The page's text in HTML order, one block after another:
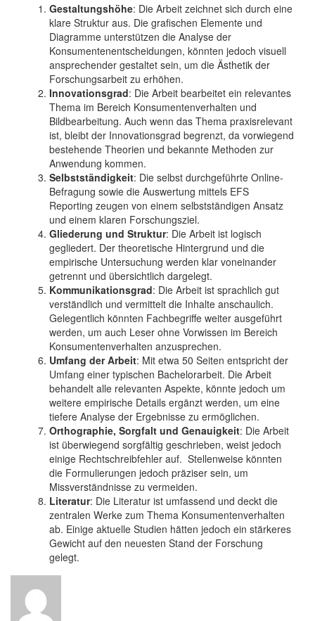
Gestaltungshöhe: Die Arbeit zeichnet sich durch eine
klare Struktur aus. Die grafischen Elemente und
Diagramme unterstützen die Analyse der
Konsumentenentscheidungen, könnten jedoch visuell
ansprechender gestaltet sein, um die Ästhetik der
Forschungsarbeit zu erhöhen.
Innovationsgrad: Die Arbeit bearbeitet ein relevantes
Thema im Bereich Konsumentenverhalten und
Bildbearbeitung. Auch wenn das Thema praxisrelevant
ist, bleibt der Innovationsgrad begrenzt, da vorwiegend
bestehende Theorien und bekannte Methoden zur
Anwendung kommen.
Selbstständigkeit: Die selbst durchgeführte Online-
Befragung sowie die Auswertung mittels EFS
Reporting zeugen von einem selbstständigen Ansatz
und einem klaren Forschungsziel.
Gliederung und Struktur: Die Arbeit ist logisch
gegliedert. Der theoretische Hintergrund und die
empirische Untersuchung werden klar voneinander
getrennt und übersichtlich dargelegt.
Kommunikationsgrad: Die Arbeit ist sprachlich gut
verständlich und vermittelt die Inhalte anschaulich.
Gelegentlich könnten Fachbegriffe weiter ausgeführt
werden, um auch Leser ohne Vorwissen im Bereich
Konsumentenverhalten anzusprechen.
Umfang der Arbeit: Mit etwa 50 Seiten entspricht der
Umfang einer typischen Bachelorarbeit. Die Arbeit
behandelt alle relevanten Aspekte, könnte jedoch um
weitere empirische Details ergänzt werden, um eine
tiefere Analyse der Ergebnisse zu ermöglichen.
Orthographie, Sorgfalt und Genauigkeit: Die Arbeit
ist überwiegend sorgfältig geschrieben, weist jedoch
einige Rechtschreibfehler auf. Stellenweise könnten
die Formulierungen jedoch präziser sein, um
Missverständnisse zu vermeiden.
Literatur: Die Literatur ist umfassend und deckt die
zentralen Werke zum Thema Konsumentenverhalten
ab. Einige aktuelle Studien hätten jedoch ein stärkeres
Gewicht auf den neuesten Stand der Forschung
gelegt.